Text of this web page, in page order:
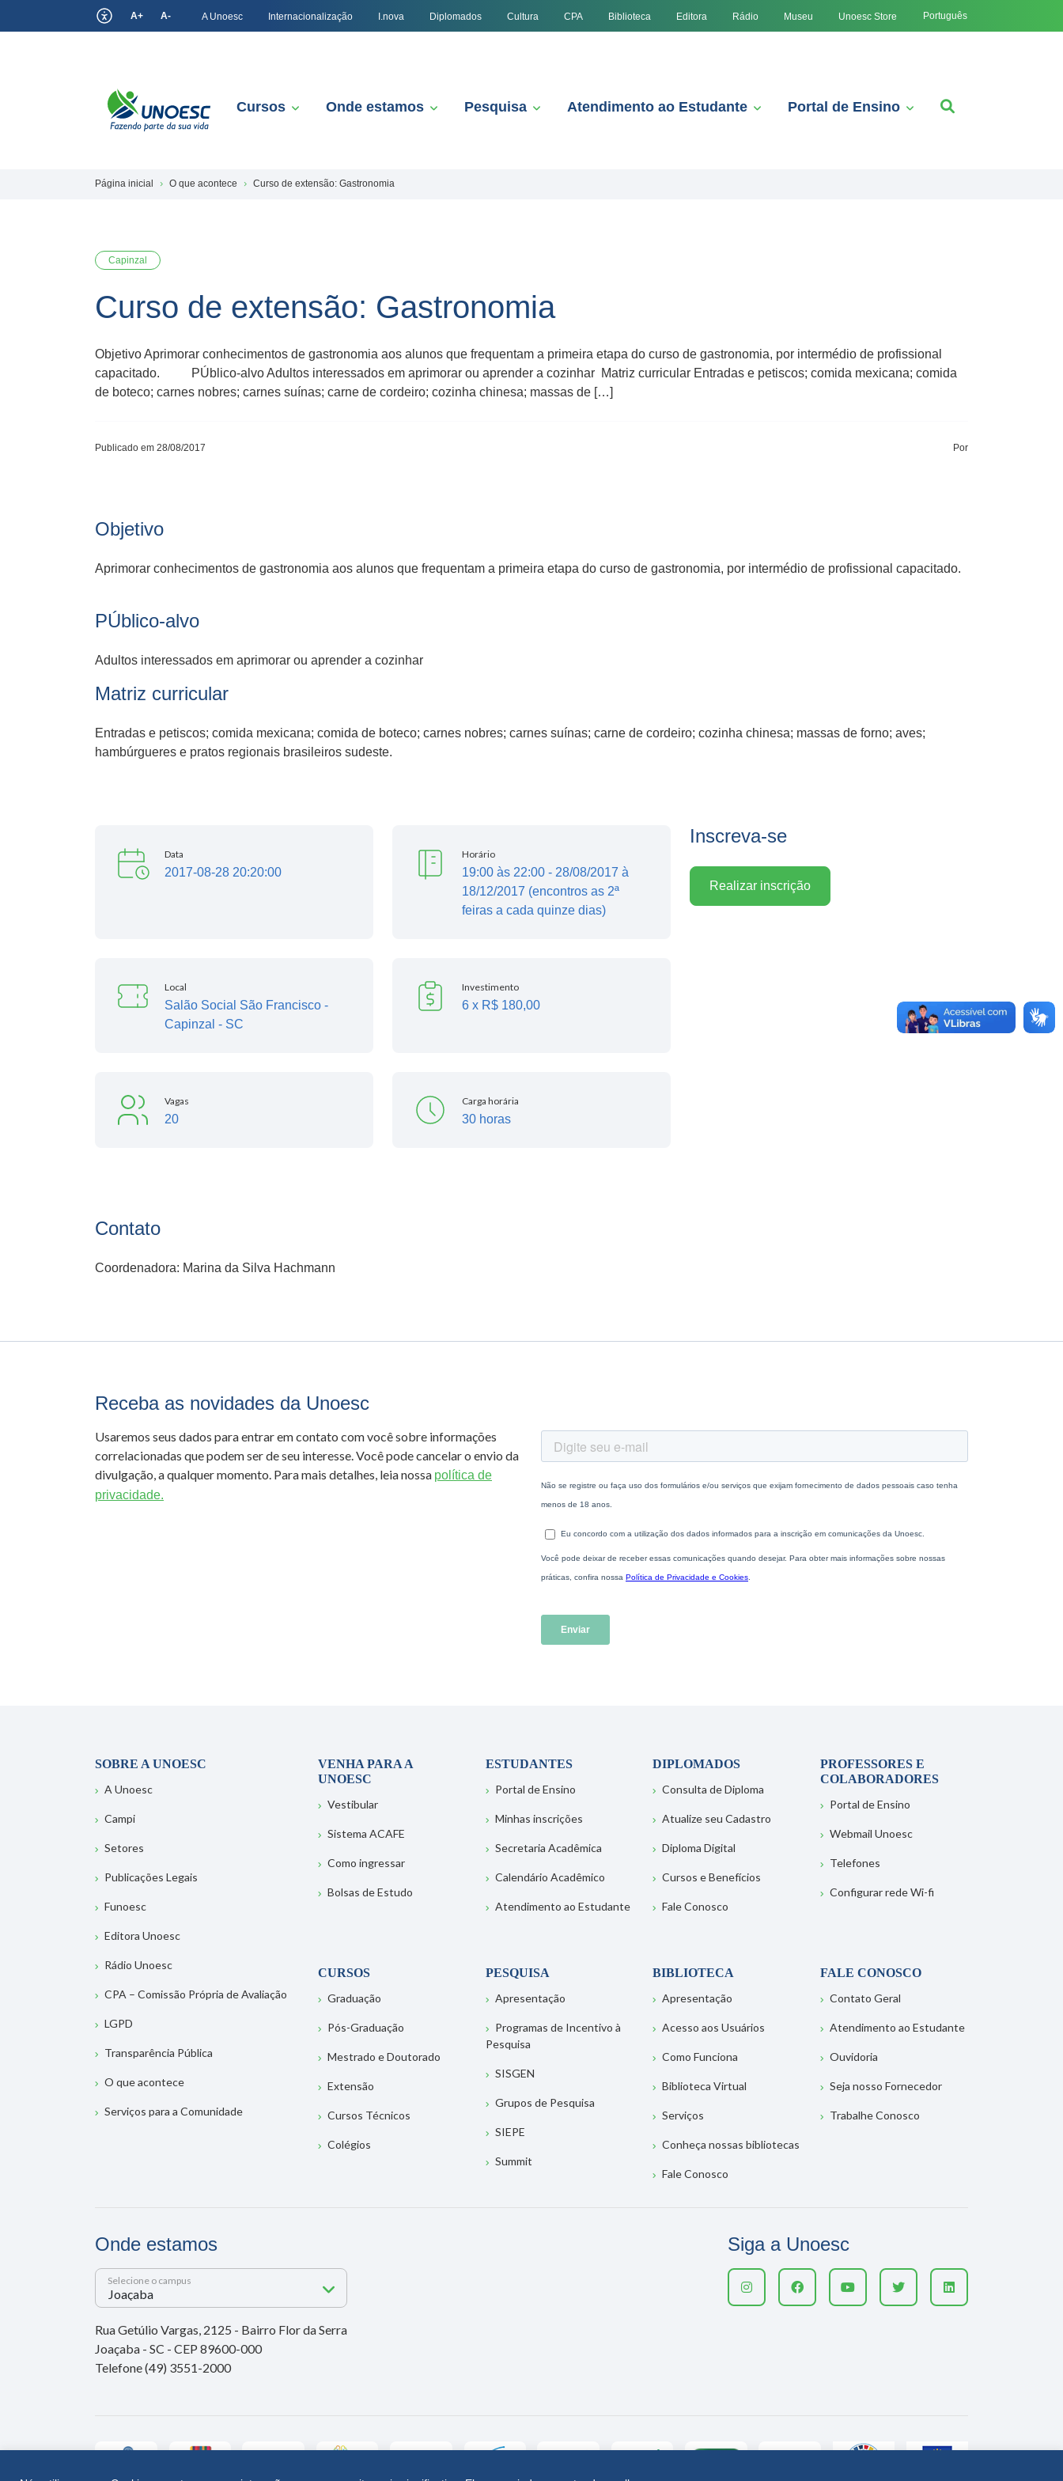
A+ A- A Unoesc Internacionalização I.nova Diplomados Cultura CPA Biblioteca Editora Rádio Museu Unoesc Store Português
Cursos Onde estamos Pesquisa Atendimento ao Estudante Portal de Ensino
Página inicial O que acontece Curso de extensão: Gastronomia
Capinzal
Curso de extensão: Gastronomia
Objetivo Aprimorar conhecimentos de gastronomia aos alunos que frequentam a primeira etapa do curso de gastronomia, por intermédio de profissional
capacitado. PÚblico-alvo Adultos interessados em aprimorar ou aprender a cozinhar Matriz curricular Entradas e petiscos; comida mexicana; comida
de boteco; carnes nobres; carnes suínas; carne de cordeiro; cozinha chinesa; massas de […]
Publicado em 28/08/2017 Por
Objetivo
Aprimorar conhecimentos de gastronomia aos alunos que frequentam a primeira etapa do curso de gastronomia, por intermédio de profissional capacitado.
PÚblico-alvo
Adultos interessados em aprimorar ou aprender a cozinhar
Matriz curricular
Entradas e petiscos; comida mexicana; comida de boteco; carnes nobres; carnes suínas; carne de cordeiro; cozinha chinesa; massas de forno; aves;
hambúrgueres e pratos regionais brasileiros sudeste.
Data
2017-08-28 20:20:00
Horário
19:00 às 22:00 - 28/08/2017 à
18/12/2017 (encontros as 2ª
feiras a cada quinze dias)
Local
Salão Social São Francisco -
Capinzal - SC
Investimento
6 x R$ 180,00
Vagas
20
Carga horária
30 horas
Inscreva-se
Realizar inscrição
Contato
Coordenadora: Marina da Silva Hachmann
Receba as novidades da Unoesc
Usaremos seus dados para entrar em contato com você sobre informações
correlacionadas que podem ser de seu interesse. Você pode cancelar o envio da
divulgação, a qualquer momento. Para mais detalhes, leia nossa política de
privacidade.
SOBRE A UNOESC
A Unoesc
Campi
Setores
Publicações Legais
Funoesc
Editora Unoesc
Rádio Unoesc
CPA – Comissão Própria de Avaliação
LGPD
Transparência Pública
O que acontece
Serviços para a Comunidade
VENHA PARA A
UNOESC
Vestibular
Sistema ACAFE
Como ingressar
Bolsas de Estudo
ESTUDANTES
Portal de Ensino
Minhas inscrições
Secretaria Acadêmica
Calendário Acadêmico
Atendimento ao Estudante
DIPLOMADOS
Consulta de Diploma
Atualize seu Cadastro
Diploma Digital
Cursos e Benefícios
Fale Conosco
PROFESSORES E
COLABORADORES
Portal de Ensino
Webmail Unoesc
Telefones
Configurar rede Wi-fi
CURSOS
Graduação
Pós-Graduação
Mestrado e Doutorado
Extensão
Cursos Técnicos
Colégios
PESQUISA
Apresentação
Programas de Incentivo à
Pesquisa
SISGEN
Grupos de Pesquisa
SIEPE
Summit
BIBLIOTECA
Apresentação
Acesso aos Usuários
Como Funciona
Biblioteca Virtual
Serviços
Conheça nossas bibliotecas
Fale Conosco
FALE CONOSCO
Contato Geral
Atendimento ao Estudante
Ouvidoria
Seja nosso Fornecedor
Trabalhe Conosco
Onde estamos
Selecione o campus
Rua Getúlio Vargas, 2125 - Bairro Flor da Serra
Joaçaba - SC - CEP 89600-000
Telefone (49) 3551-2000
Siga a Unoesc